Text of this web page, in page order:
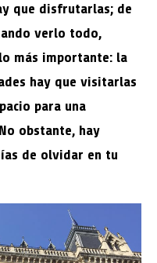
que disfrutarlas; de
verlo todo,
más importante: la
hay que visitarlas
para una
obstante, hay
de olvidar en tu